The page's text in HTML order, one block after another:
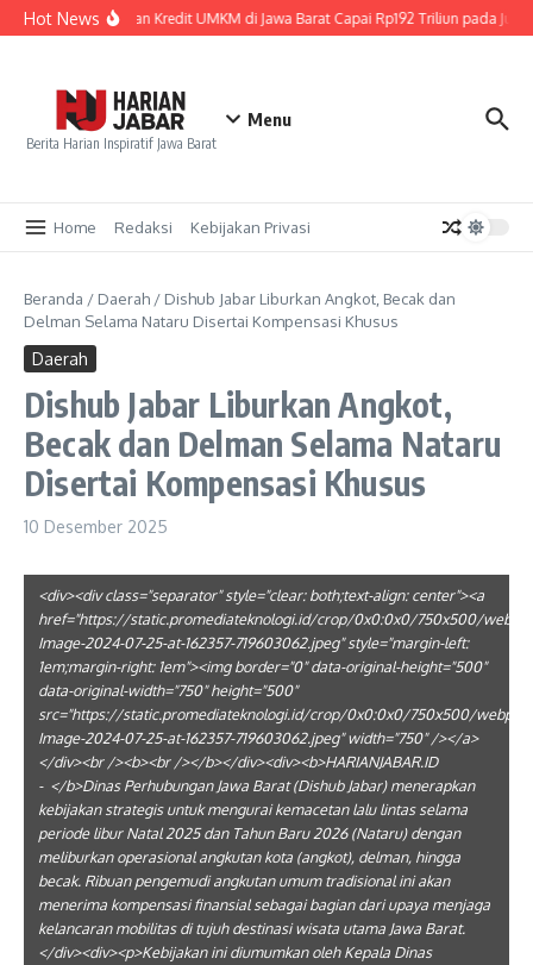
Lewati ke konten
Hot NewsPenyaluran Kredit UMKM di Jawa Barat Capai Rp192 Triliun pada Juni
Berita Harian Inspiratif Jawa Barat
Menu
Home Redaksi Kebijakan Privasi
Beranda / Daerah / Dishub Jabar Liburkan Angkot, Becak dan
Delman Selama Nataru Disertai Kompensasi Khusus
Daerah
Dishub Jabar Liburkan Angkot,
Becak dan Delman Selama Nataru
Disertai Kompensasi Khusus
10 Desember 2025
<div><div class="separator" style="clear: both;text-align: center"><a
href="https://static.promediateknologi.id/crop/0x0:0x0/750x500/
Image-2024-07-25-at-162357-719603062.jpeg" style="margin-left:
1em;margin-right: 1em"><img border="0" data-original-height="500"
data-original-width="750" height="500"
src="https://static.promediateknologi.id/crop/0x0:0x0/750x500/webp/
Image-2024-07-25-at-162357-719603062.jpeg" width="750" /></a>
</div><br /><b><br /></b></div><div><b>HARIANJABAR.ID
- </b>Dinas Perhubungan Jawa Barat (Dishub Jabar) menerapkan
kebijakan strategis untuk mengurai kemacetan lalu lintas selama
periode libur Natal 2025 dan Tahun Baru 2026 (Nataru) dengan
meliburkan operasional angkutan kota (angkot), delman, hingga
becak. Ribuan pengemudi angkutan umum tradisional ini akan
menerima kompensasi finansial sebagai bagian dari upaya menjaga
kelancaran mobilitas di tujuh destinasi wisata utama Jawa Barat.
</div><div><p>Kebijakan ini diumumkan oleh Kepala Dinas